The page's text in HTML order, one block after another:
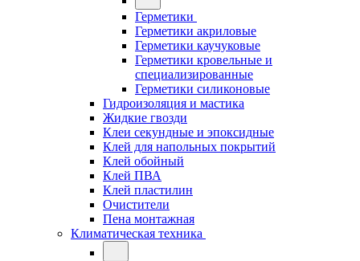
Герметики
Герметики акриловые
Герметики каучуковые
Герметики кровельные и
специализированные
Герметики силиконовые
Гидроизоляция и мастика
Жидкие гвозди
Клеи секундные и эпоксидные
Клей для напольных покрытий
Клей обойный
Клей ПВА
Клей пластилин
Очистители
Пена монтажная
Климатическая техника